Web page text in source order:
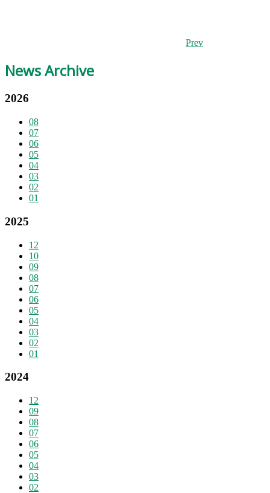
Prev
News Archive
2026
08
07
06
05
04
03
02
01
2025
12
10
09
08
07
06
05
04
03
02
01
2024
12
09
08
07
06
05
04
03
02